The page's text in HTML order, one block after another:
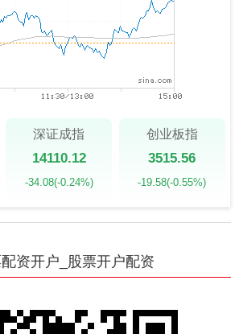
深证成指
14110.12
-34.08(-0.24%)
创业板指
3515.56
-19.58(-0.55%)
资开户_股票开户配资